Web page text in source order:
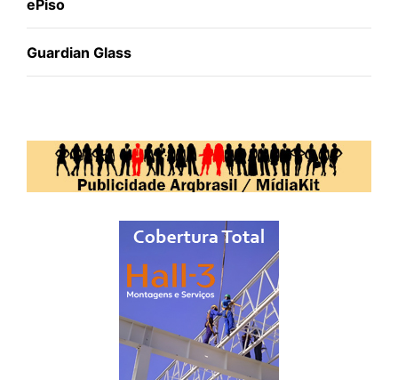
ePiso
Guardian Glass